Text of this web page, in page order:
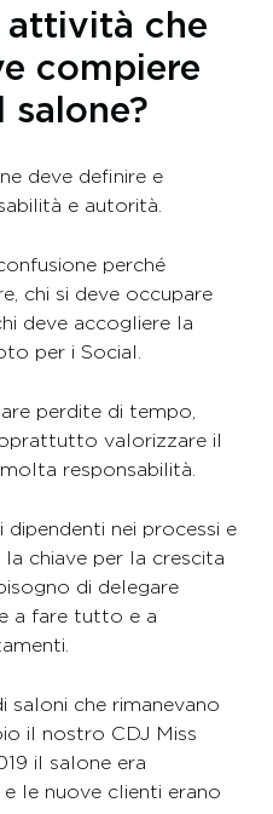
attività che
compiere
salone?
deve definire e
e autorità.
perché
chi si deve occupare
deve accogliere la
per i Social.
perdite di tempo,
valorizzare il
responsabilità.
nei processi e
chiave per la crescita
di delegare
a fare tutto e a
saloni che rimanevano
il nostro CDJ Miss
il salone era
le nuove clienti erano